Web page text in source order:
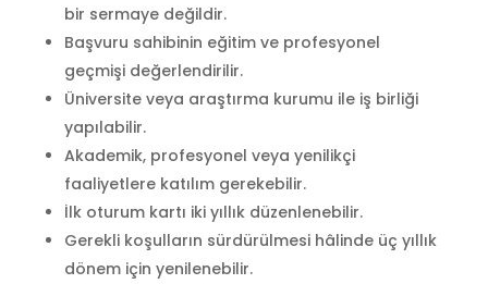
bir sermaye değildir.
Başvuru sahibinin eğitim ve profesyonel
geçmişi değerlendirilir.
Üniversite veya araştırma kurumu ile iş birliği
yapılabilir.
Akademik, profesyonel veya yenilikçi
faaliyetlere katılım gerekebilir.
İlk oturum kartı iki yıllık düzenlenebilir.
Gerekli koşulların sürdürülmesi hâlinde üç yıllık
dönem için yenilenebilir.